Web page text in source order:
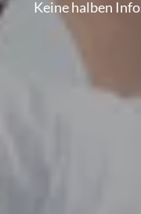
Keine halben